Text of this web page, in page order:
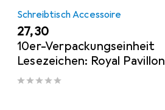
Schreibtisch Accessoire
EUR
27,30
10er-Verpackungseinheit
Lesezeichen: Royal Pavillon
Brighton, Queen Victorias